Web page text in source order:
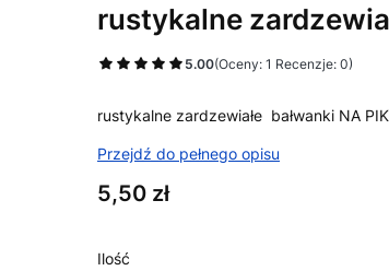
rustykalne
5.00(Oceny: 1 Recenzje: 0)
rustykalne zardzewiałe bałwanki NA
Przejdź do pełnego opisu
Cena
5,50 zł
Ilość